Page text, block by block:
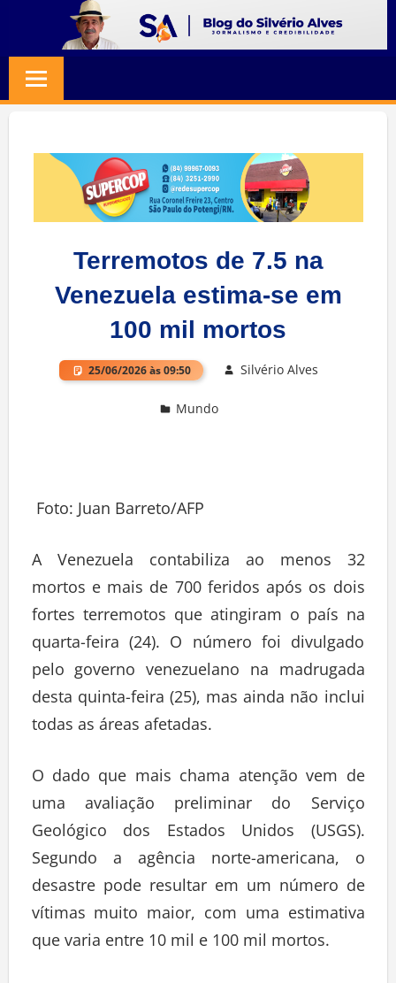
content
SILVERIO
ALVES
Jornalismo
Credibilidade
Terremotos de 7.5 na
Venezuela estima-se em
100 mil mortos
25/06/2026 às 09:50 Silvério Alves
Mundo
Foto: Juan Barreto/AFP
A Venezuela contabiliza ao menos 32
mortos e mais de 700 feridos após os dois
fortes terremotos que atingiram o país na
quarta-feira (24). O número foi divulgado
pelo governo venezuelano na madrugada
desta quinta-feira (25), mas ainda não inclui
todas as áreas afetadas.
O dado que mais chama atenção vem de
uma avaliação preliminar do Serviço
Geológico dos Estados Unidos (USGS).
Segundo a agência norte-americana, o
desastre pode resultar em um número de
vítimas muito maior, com uma estimativa
que varia entre 10 mil e 100 mil mortos.